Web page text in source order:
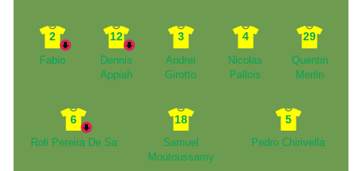
2
Fabio
12
Dennis
Appiah
3
Andrei
Girotto
4
Nicolas
Pallois
29
Quentin
Merlin
6
Roli Pereira De Sa
18
Samuel
Moutoussamy
5
Pedro Chirivella